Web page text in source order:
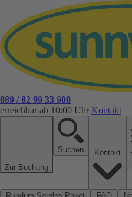
089 / 82 99 33 900
erreichbar ab 10:00 Uhr Kontakt
Zur Buchung
Suchen